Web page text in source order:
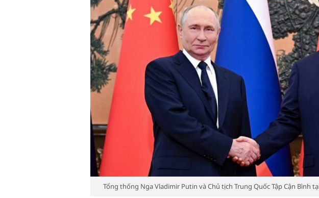
Tổng thống Nga Vladimir Putin và Chủ tịch Trung Quốc Tập Cận Bình